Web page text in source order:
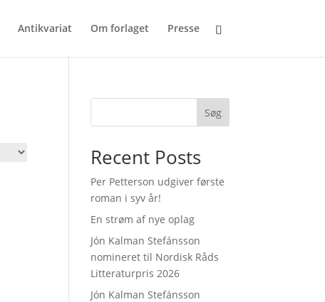
Antikvariat Om forlaget Presse
Søg
Recent Posts
Per Petterson udgiver første
roman i syv år!
En strøm af nye oplag
Jón Kalman Stefánsson
nomineret til Nordisk Råds
Litteraturpris 2026
Jón Kalman Stefánsson